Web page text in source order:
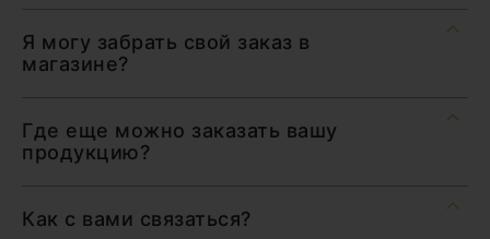
Я могу забрать свой заказ в
магазине?
Где еще можно заказать вашу
продукцию?
Как с вами связаться?